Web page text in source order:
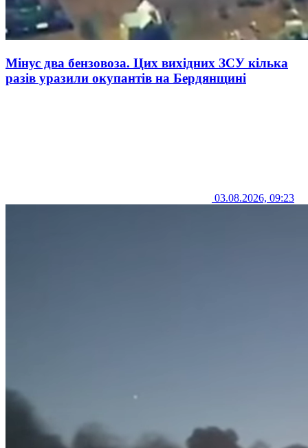
Мінус два бензовоза. Цих вихідних ЗСУ кілька
разів уразили окупантів на Бердянщині
03.08.2026, 09:23